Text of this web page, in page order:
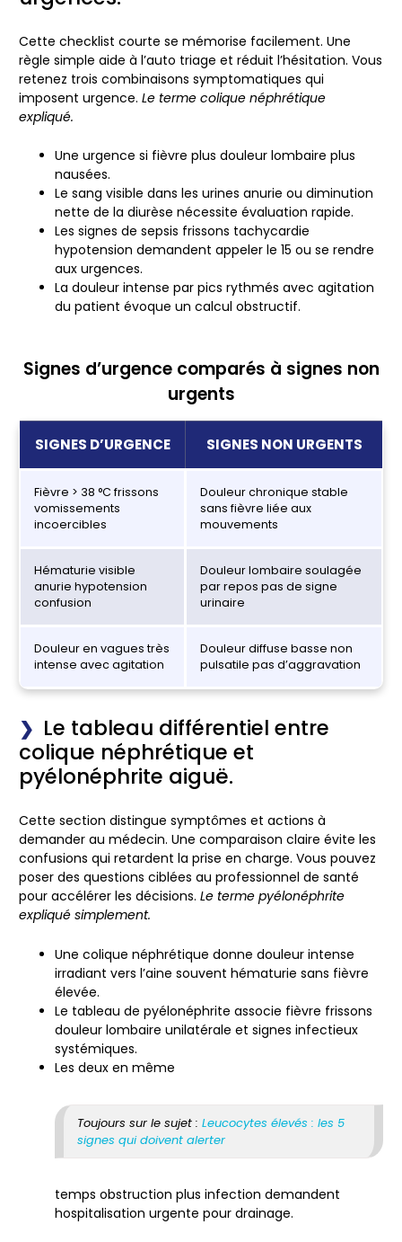
Cette checklist courte se mémorise facilement. Une
règle simple aide à l’auto triage et réduit l’hésitation. Vous
retenez trois combinaisons symptomatiques qui
imposent urgence. Le terme colique néphrétique
expliqué.
Une urgence si fièvre plus douleur lombaire plus
nausées.
Le sang visible dans les urines anurie ou diminution
nette de la diurèse nécessite évaluation rapide.
Les signes de sepsis frissons tachycardie
hypotension demandent appeler le 15 ou se rendre
aux urgences.
La douleur intense par pics rythmés avec agitation
du patient évoque un calcul obstructif.
Signes d’urgence comparés à signes non
urgents
SIGNES D’URGENCE SIGNES NON URGENTS
Fièvre > 38 °C frissons
vomissements
incoercibles
Douleur chronique stable
sans fièvre liée aux
mouvements
Hématurie visible
anurie hypotension
confusion
Douleur lombaire soulagée
par repos pas de signe
urinaire
Douleur en vagues très
intense avec agitation
Douleur diffuse basse non
pulsatile pas d’aggravation
Le tableau différentiel entre
colique néphrétique et
pyélonéphrite aiguë.
Cette section distingue symptômes et actions à
demander au médecin. Une comparaison claire évite les
confusions qui retardent la prise en charge. Vous pouvez
poser des questions ciblées au professionnel de santé
pour accélérer les décisions. Le terme pyélonéphrite
expliqué simplement.
Une colique néphrétique donne douleur intense
irradiant vers l’aine souvent hématurie sans fièvre
élevée.
Le tableau de pyélonéphrite associe fièvre frissons
douleur lombaire unilatérale et signes infectieux
systémiques.
Les deux en même
Toujours sur le sujet : Leucocytes élevés : les 5
signes qui doivent alerter
temps obstruction plus infection demandent
hospitalisation urgente pour drainage.